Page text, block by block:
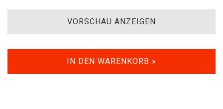
VORSCHAU ANZEIGEN
IN DEN WARENKORB »